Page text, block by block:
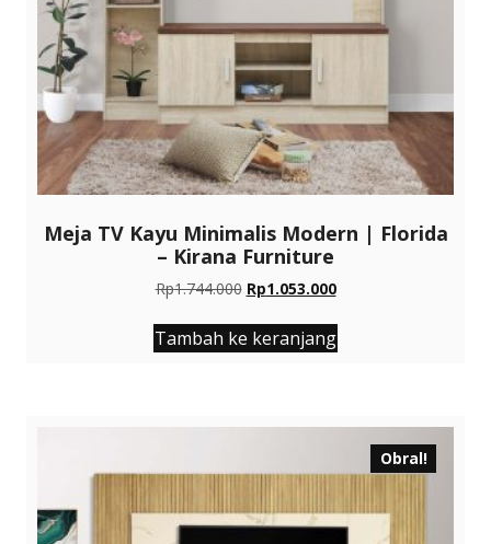
Meja TV Kayu Minimalis Modern | Florida
– Kirana Furniture
Rp1.744.000 Harga
adalah:
Rp1.744.000.
Rp1.053.000Harga
ini
adalah:
Tambah ke keranjang
Obral!